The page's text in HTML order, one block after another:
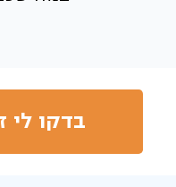
בדקו לי